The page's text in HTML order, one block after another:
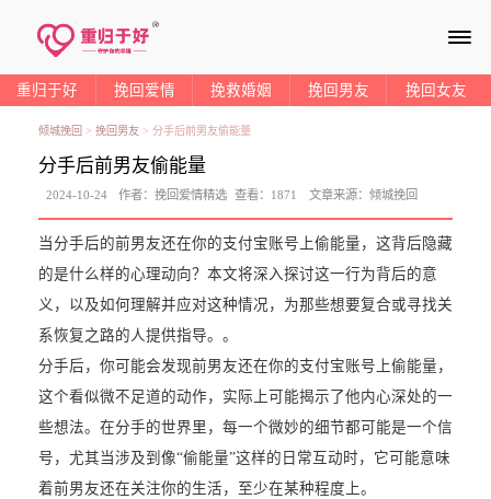
≡
重归于好 挽回爱情 挽救婚姻 挽回男友 挽回女友
倾城挽回 > 挽回男友> 分手后前男友偷能量
分手后前男友偷能量
2024-10-24 作者：挽回爱情精选 查看： 1871 文章来源： 倾城挽回
当分手后的前男友还在你的支付宝账号上偷能量，这背后隐藏
的是什么样的心理动向？本文将深入探讨这一行为背后的意
义，以及如何理解并应对这种情况，为那些想要复合或寻找关
系恢复之路的人提供指导。。
分手后，你可能会发现前男友还在你的支付宝账号上偷能量，
这个看似微不足道的动作，实际上可能揭示了他内心深处的一
些想法。在分手的世界里，每一个微妙的细节都可能是一个信
号，尤其当涉及到像“偷能量”这样的日常互动时，它可能意味
着前男友还在关注你的生活，至少在某种程度上。